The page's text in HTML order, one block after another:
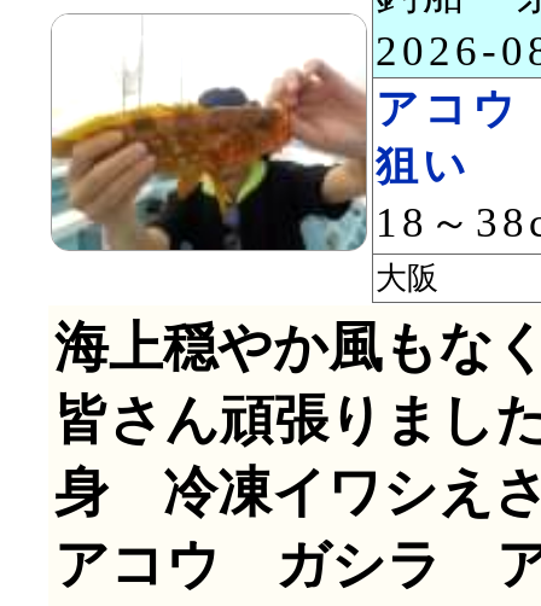
2026-
アコ
狙い
18～
大阪
海上穏やか風もな
皆さん頑張りま
身 冷凍イワシえ
アコウ ガシラ